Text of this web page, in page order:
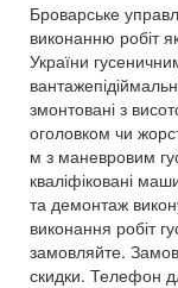
Броварське
виконанню робіт
України
змонтовані з
оголовком чи
м з маневровим
кваліфіковані
та демонтаж
виконання робіт
замовляйте.
скидки. Телефон